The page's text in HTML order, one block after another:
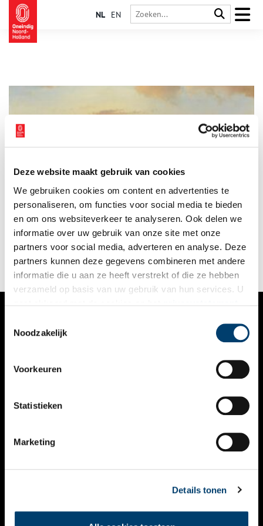
Deze website maakt gebruik van cookies
We gebruiken cookies om content en advertenties te
personaliseren, om functies voor social media te bieden
en om ons websiteverkeer te analyseren. Ook delen we
informatie over uw gebruik van onze site met onze
partners voor social media, adverteren en analyse. Deze
partners kunnen deze gegevens combineren met andere
informatie die u aan ze heeft verstrekt of die ze hebben
verzameld op basis van uw gebruik van hun services. U
Noodzakelijk
Voorkeuren
Statistieken
Marketing
Details tonen
NL EN
Zodra het water dichtvriest en het licht over het ijs strijkt,
ontstaat een wereld die kunstenaars al eeuwenlang fascineert.
Van druk ijsvermaak vol schaatsers tot verstilde vaarten:
Nederlandse schilders en tekenaars wisten als geen ander hoe
ze de winter moesten vastleggen. Vijf winterlandschappen
nemen je mee het ijs op: elk in een andere stijl, maar allemaal
even betoverend.
VERHALEN
KALENDER
THEMA’S
VIDEO’S
CONTACT